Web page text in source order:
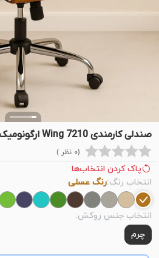
صندلی کارمندی Wing 7210 ارگونومیک (پشتی کوتاه)
(0 نظر )
پاک کردن انتخاب‌ها
انتخاب رنگ:رنگ عسلی
انتخاب جنس روکش:
چرم